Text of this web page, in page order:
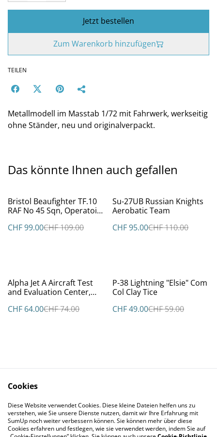
Jetzt bestellen
Zum Warenkorb hinzufügen
TEILEN
Metallmodell im Masstab 1/72 mit Fahrwerk, werkseitig
ohne Ständer, neu und originalverpackt.
Das könnte Ihnen auch gefallen
%
Bristol Beaufighter TF.10
RAF No 45 Sqn, Operatoin
1949
CHF 99.00CHF 109.00
%
Su-27UB Russian Knights
Aerobatic Team
CHF 95.00CHF 110.00
%
Alpha Jet A Aircraft Test
and Evaluation Center,
CHF 64.00CHF 74.00
%
P-38 Lightning "Elsie" Com
Col Clay Tice
CHF 49.00CHF 59.00
Datenschutz
Cookie Policy
Impressum
Cookies
Diese Website verwendet Cookies. Diese kleine Dateien helfen uns zu
verstehen, wie Sie unsere Dienste nutzen, damit wir Ihre Erfahrung mit
SumUp noch weiter verbessern können. Sie können mehr über diese
Cookies erfahren und festlegen, wie sie verwendet werden, indem Sie auf